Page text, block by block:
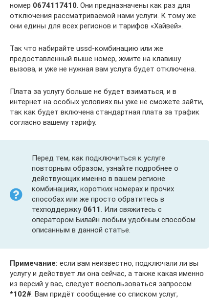
номер 0674117410. Они предназначены как раз для
отключения рассматриваемой нами услуги. К тому же
они едины для всех регионов и тарифов «Хайвей».
Так что набирайте ussd-комбинацию или же
предоставленный выше номер, жмите на клавишу
вызова, и уже не нужная вам услуга будет отключена.
Плата за услугу больше не будет взиматься, и в
интернет на особых условиях вы уже не сможете зайти,
так как будет включена стандартная плата за трафик
согласно вашему тарифу.
Перед тем, как подключиться к услуге
повторным образом, узнайте подробнее о
действующих именно в вашем регионе
комбинациях, коротких номерах и прочих
способах или же просто обратитесь в
техподдержку 0611. Или свяжитесь с
оператором Билайн любым удобным способом
описанным в данной статье.
Примечание: если вам неизвестно, подключали ли вы
услугу и действует ли она сейчас, а также какая именно
из версий у вас, следует воспользоваться запросом
*102#. Вам придёт сообщение со списком услуг,